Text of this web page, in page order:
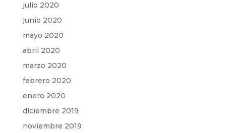
julio 2020
junio 2020
mayo 2020
abril 2020
marzo 2020
febrero 2020
enero 2020
diciembre 2019
noviembre 2019